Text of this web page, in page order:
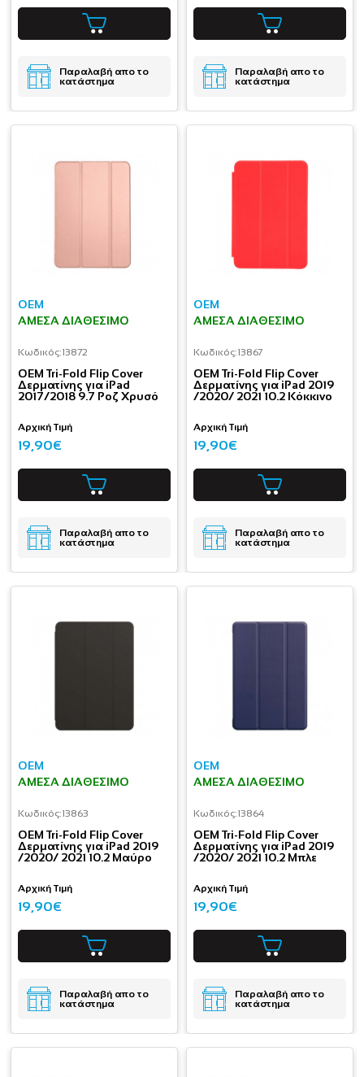
Παραλαβή απο το
κατάστημα
Παραλαβή απο το
κατάστημα
OEM
ΆΜΕΣΑ ΔΙΑΘΈΣΙΜΟ
Κωδικός:13872
OEM Tri-Fold Flip Cover
Δερματίνης για iPad
2017/2018 9.7 Ροζ Χρυσό
Αρχική Τιμή
19,90€
Παραλαβή απο το
κατάστημα
OEM
ΆΜΕΣΑ ΔΙΑΘΈΣΙΜΟ
Κωδικός:13867
OEM Tri-Fold Flip Cover
Δερματίνης για iPad 2019
/2020/ 2021 10.2 Κόκκινο
Αρχική Τιμή
19,90€
Παραλαβή απο το
κατάστημα
OEM
ΆΜΕΣΑ ΔΙΑΘΈΣΙΜΟ
Κωδικός:13863
OEM Tri-Fold Flip Cover
Δερματίνης για iPad 2019
/2020/ 2021 10.2 Μαύρο
Αρχική Τιμή
19,90€
Παραλαβή απο το
κατάστημα
OEM
ΆΜΕΣΑ ΔΙΑΘΈΣΙΜΟ
Κωδικός:13864
OEM Tri-Fold Flip Cover
Δερματίνης για iPad 2019
/2020/ 2021 10.2 Μπλε
Αρχική Τιμή
19,90€
Παραλαβή απο το
κατάστημα